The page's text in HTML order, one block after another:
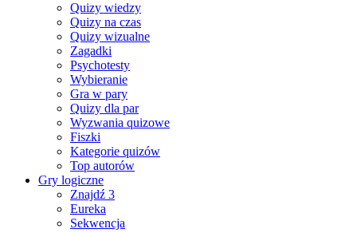
Quizy wiedzy
Quizy na czas
Quizy wizualne
Zagadki
Psychotesty
Wybieranie
Gra w pary
Quizy dla par
Wyzwania quizowe
Fiszki
Kategorie quizów
Top autorów
Gry logiczne
Znajdź 3
Eureka
Sekwencja